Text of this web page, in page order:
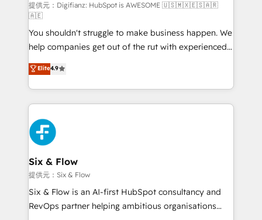
makes us different? 🚀 Top 0.5% of global HubSpot
agencies ⚙️ The strongest technical ability and
integration capabilities 💼 Consultative, long-term
partners who will embed ourselves into your
business, processes and systems 🏢 We specialise in
working with mid-market and enterprise
organisations, global organisations and those with
complex use cases 🏆 CRM Implementation,
Platform Enablement, Custom Integration and
Onboarding Accredited 🔐 ISO27001 & ISO9001
Certified
提供元：Digifianz: HubSpot is AWESOME 🇺🇸🇲🇽🇪🇸🇦🇷
🇦🇪
You shouldn't struggle to make business happen. We
help companies get out of the rut with experienced,
process-oriented teams implementing HubSpot
Marketing, Sales, Service, CMS and Operations Hub,
so selling and actually engaging with your customers
feels easy and pain-free. We are a top ranked
HubSpot Elite Partner, winner of Rookie of the Year
and Customer First Awards, 4.9/5 rating in HubSpot
Reviews and 4.9/5 rating in Clutch Reviews. Digifianz
helps the following industries: logistics & 3PL, home
improvement & construction, branding and
commercialization, real estate, health, education,
SaaS, Software Dev & IT and consulting, make the
Elite4.9
Six & Flow
提供元：Six & Flow
Six & Flow is an AI-first HubSpot consultancy and
RevOps partner helping ambitious organisations